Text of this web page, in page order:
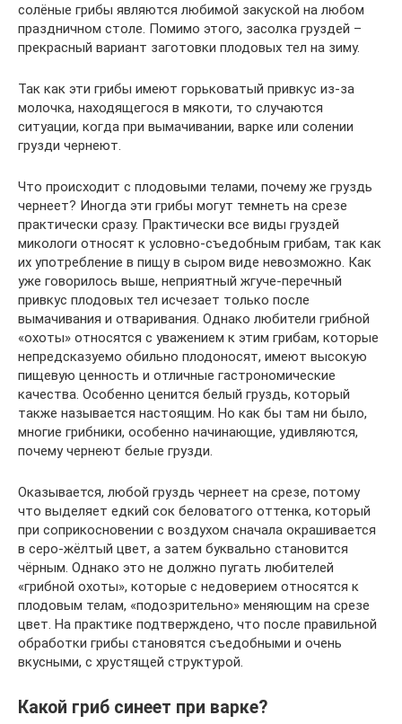
солёные грибы являются любимой закуской на любом
праздничном столе. Помимо этого, засолка груздей –
прекрасный вариант заготовки плодовых тел на зиму.
Так как эти грибы имеют горьковатый привкус из-за
молочка, находящегося в мякоти, то случаются
ситуации, когда при вымачивании, варке или солении
грузди чернеют.
Что происходит с плодовыми телами, почему же груздь
чернеет? Иногда эти грибы могут темнеть на срезе
практически сразу. Практически все виды груздей
микологи относят к условно-съедобным грибам, так как
их употребление в пищу в сыром виде невозможно. Как
уже говорилось выше, неприятный жгуче-перечный
привкус плодовых тел исчезает только после
вымачивания и отваривания. Однако любители грибной
«охоты» относятся с уважением к этим грибам, которые
непредсказуемо обильно плодоносят, имеют высокую
пищевую ценность и отличные гастрономические
качества. Особенно ценится белый груздь, который
также называется настоящим. Но как бы там ни было,
многие грибники, особенно начинающие, удивляются,
почему чернеют белые грузди.
Оказывается, любой груздь чернеет на срезе, потому
что выделяет едкий сок беловатого оттенка, который
при соприкосновении с воздухом сначала окрашивается
в серо-жёлтый цвет, а затем буквально становится
чёрным. Однако это не должно пугать любителей
«грибной охоты», которые с недоверием относятся к
плодовым телам, «подозрительно» меняющим на срезе
цвет. На практике подтверждено, что после правильной
обработки грибы становятся съедобными и очень
вкусными, с хрустящей структурой.
Какой гриб синеет при варке?